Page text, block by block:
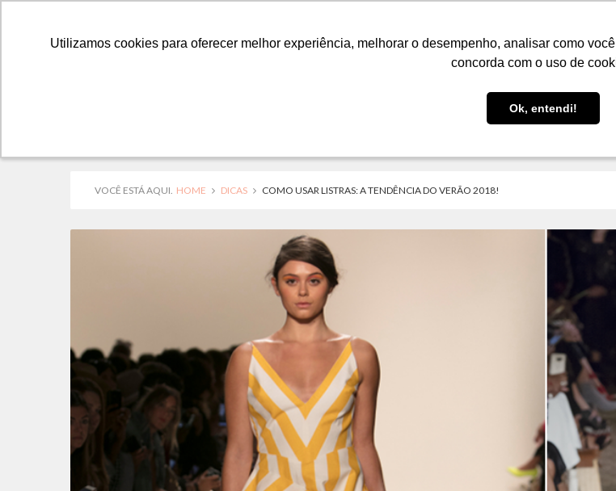
Utilizamos cookies para oferecer melhor experiência, melhorar o desempenho, analisar como
concorda com o uso de
Ok, entendi!
Utilizamos cookies para oferecer melhor experiência, melhorar o desempenho, analisar como
concorda com o uso de
Ok, entendi!
LOJA FIQUE POR DENTRO
VOCÊ ESTÁ AQUI. HOME DICAS COMO USAR LISTRAS: A TENDÊNCIA DO VERÃO 2018!